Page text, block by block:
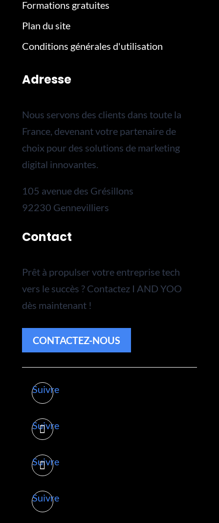
Formations gratuites
Plan du site
Conditions générales d'utilisation
Adresse
Nous servons des clients dans toute la
France, devenant votre partenaire de
choix pour des solutions de marketing
digital innovantes.
105 avenue des Grésillons
92230 Gennevilliers
Contact
Prêt à propulser votre entreprise tech
vers le succès ? Contactez I AND YOO
dès maintenant !
CONTACTEZ-NOUS
Suivre
Suivre
Suivre
Suivre